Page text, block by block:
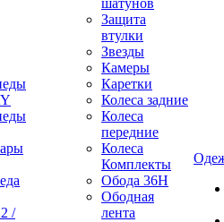
/
шатунов
Защита
втулки
Звезды
Камеры
Каретки
Колеса задние
Колеса
передние
Колеса
Комплекты
Обода 36H
Ободная
лента